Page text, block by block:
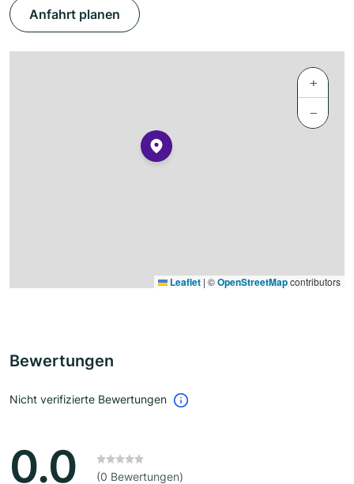
Anfahrt planen
+
−
Leaflet | ©OpenStreetMapcontributors
Bewertungen
Nicht verifizierte Bewertungen
0.0 (0 Bewertungen)